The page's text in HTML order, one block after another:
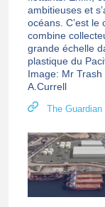
ambitieuses et
océans. C’est
combine
grande échelle
plastique du
Image: Mr
A.Currell
The Guardian